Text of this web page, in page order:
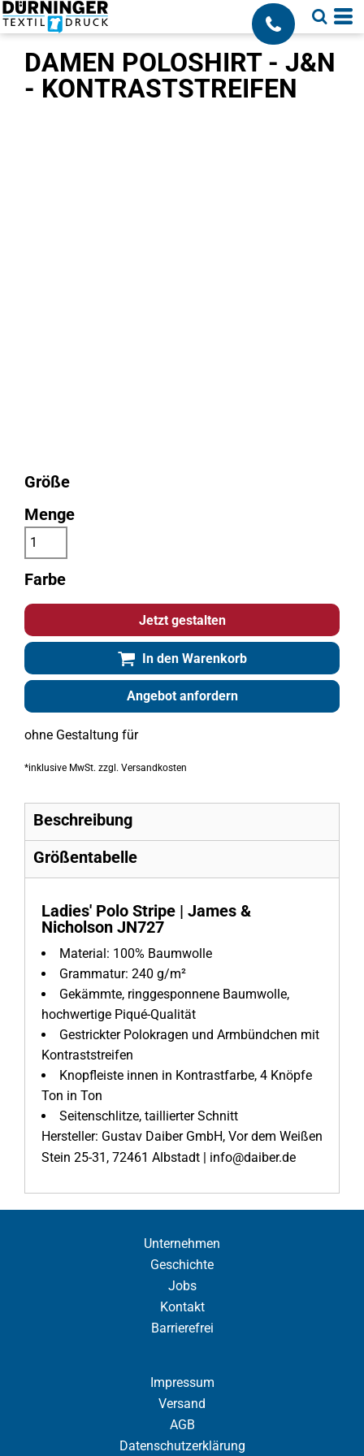
;
DAMEN POLOSHIRT - J&N
- KONTRASTSTREIFEN
Farbe
Größe
Menge
Jetzt gestalten
In den Warenkorb
ohne Gestaltung für
*inklusive MwSt. zzgl. Versandkosten
Beschreibung
Größentabelle
Ladies' Polo Stripe | James &
Nicholson JN727
Material: 100% Baumwolle
Grammatur: 240 g/m²
Gekämmte, ringgesponnene Baumwolle,
hochwertige Piqué-Qualität
Gestrickter Polokragen und Armbündchen mit
Kontraststreifen
Knopfleiste innen in Kontrastfarbe, 4 Knöpfe
Ton in Ton
Seitenschlitze, taillierter Schnitt
Hersteller: Gustav Daiber GmbH, Vor dem Weißen
Stein 25-31, 72461 Albstadt | info@daiber.de
Angebot anfordern
Unternehmen
Geschichte
Jobs
Kontakt
Barrierefrei
Impressum
Versand
AGB
Datenschutzerklärung